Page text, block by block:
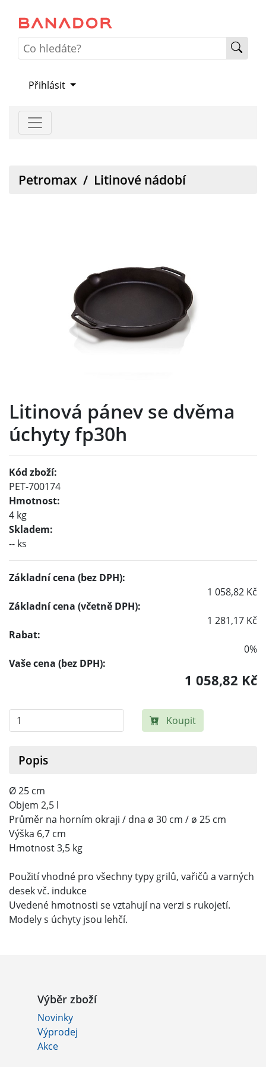
Přihlásit
Petromax / Litinové nádobí
Litinová pánev se dvěma
úchyty fp30h
Kód zboží:
PET-700174
Hmotnost:
4 kg
Skladem:
-- ks
Základní cena (bez DPH):
1 058,82 Kč
Základní cena (včetně DPH):
1 281,17 Kč
Rabat:
0%
Vaše cena (bez DPH):
1 058,82 Kč
Koupit
Popis
Ø 25 cm
Objem 2,5 l
Průměr na horním okraji / dna ø 30 cm / ø 25 cm
Výška 6,7 cm
Hmotnost 3,5 kg
Použití vhodné pro všechny typy grilů, vařičů a varných
desek vč. indukce
Uvedené hmotnosti se vztahují na verzi s rukojetí.
Modely s úchyty jsou lehčí.
Výběr zboží
Novinky
Výprodej
Akce